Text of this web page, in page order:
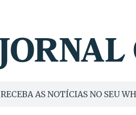
RECEBA AS NOTÍCIAS NO SEU